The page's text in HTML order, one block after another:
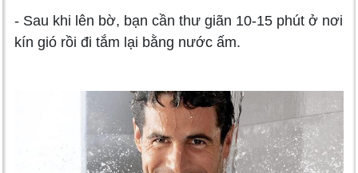
- Sau khi lên bờ, bạn cần thư giãn 10-15 phút ở nơi
kín gió rồi đi tắm lại bằng nước ấm.